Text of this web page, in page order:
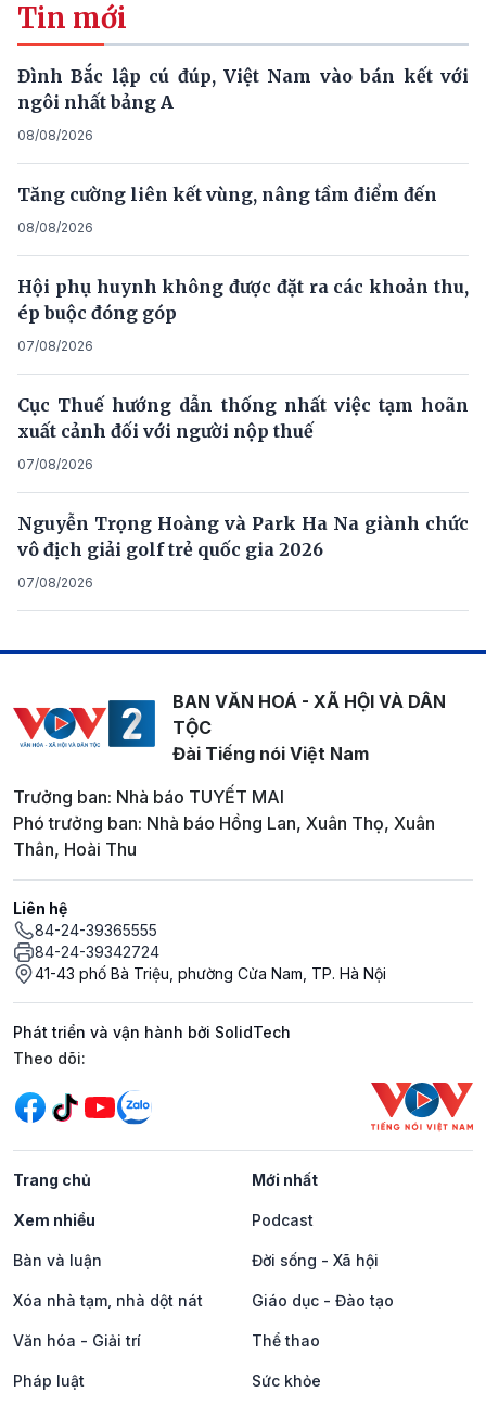
Tin mới
Đình Bắc lập cú đúp, Việt Nam vào bán kết với
ngôi nhất bảng A
08/08/2026
Tăng cường liên kết vùng, nâng tầm điểm đến
08/08/2026
Hội phụ huynh không được đặt ra các khoản thu,
ép buộc đóng góp
07/08/2026
Cục Thuế hướng dẫn thống nhất việc tạm hoãn
xuất cảnh đối với người nộp thuế
07/08/2026
Nguyễn Trọng Hoàng và Park Ha Na giành chức
vô địch giải golf trẻ quốc gia 2026
07/08/2026
BAN VĂN HOÁ - XÃ HỘI VÀ DÂN
TỘC
Đài Tiếng nói Việt Nam
Trưởng ban: Nhà báo TUYẾT MAI
Phó trưởng ban: Nhà báo Hồng Lan, Xuân Thọ, Xuân
Thân, Hoài Thu
Liên hệ
84-24-39365555
84-24-39342724
41-43 phố Bà Triệu, phường Cửa Nam, TP. Hà Nội
Phát triển và vận hành bởi SolidTech
Mạng xã hội
Theo dõi:
Trang chủ Mới nhất
Xem nhiều Podcast
Bàn và luận Đời sống - Xã hội
Xóa nhà tạm, nhà dột nát Giáo dục - Đào tạo
Văn hóa - Giải trí Thể thao
Pháp luật Sức khỏe